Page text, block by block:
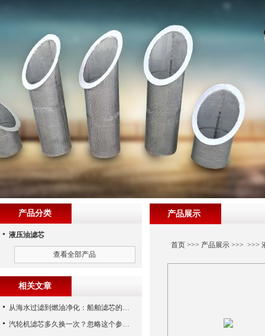
产品展示
首页>>> 产品展示>>> >>>
产品分类
液压油滤芯
查看全部产品
相关文章
从海水过滤到燃油净化：船舶滤芯的多场景应用解析
汽轮机滤芯多久换一次？忽略这个参数，机组非停损失可能上百万！